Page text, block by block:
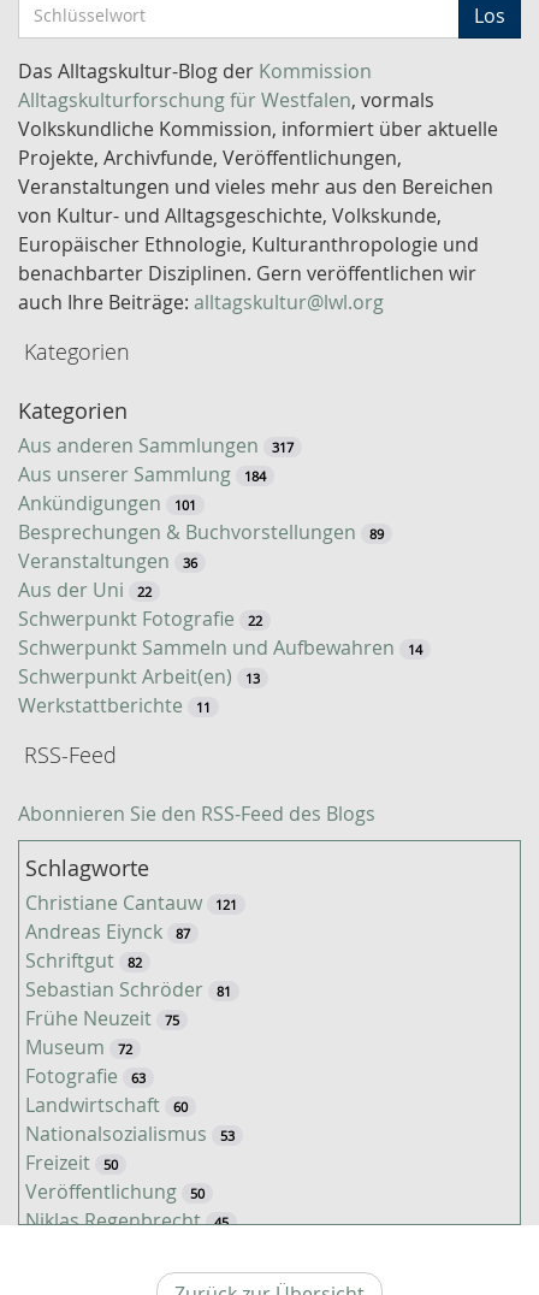
c
h
l
ü
s
s
e
l
w
o
S
u
c
h
e
Los
Das Alltagskultur-Blog der Kommission
Alltagskulturforschung für Westfalen, vormals
Volkskundliche Kommission, informiert über aktuelle
Projekte, Archivfunde, Veröffentlichungen,
Veranstaltungen und vieles mehr aus den Bereichen
von Kultur- und Alltagsgeschichte, Volkskunde,
Europäischer Ethnologie, Kulturanthropologie und
benachbarter Disziplinen. Gern veröffentlichen wir
auch Ihre Beiträge: alltagskultur@lwl.org
Kategorien
Kategorien
Aus anderen Sammlungen 317
Aus unserer Sammlung 184
Ankündigungen 101
Besprechungen & Buchvorstellungen 89
Veranstaltungen 36
Aus der Uni 22
Schwerpunkt Fotografie 22
Schwerpunkt Sammeln und Aufbewahren 14
Schwerpunkt Arbeit(en) 13
Werkstattberichte 11
RSS-Feed
Abonnieren Sie den RSS-Feed des Blogs
Schlagworte
Christiane Cantauw 121
Andreas Eiynck 87
Schriftgut 82
Sebastian Schröder 81
Frühe Neuzeit 75
Museum 72
Fotografie 63
Landwirtschaft 60
Nationalsozialismus 53
Freizeit 50
Veröffentlichung 50
Niklas Regenbrecht 45